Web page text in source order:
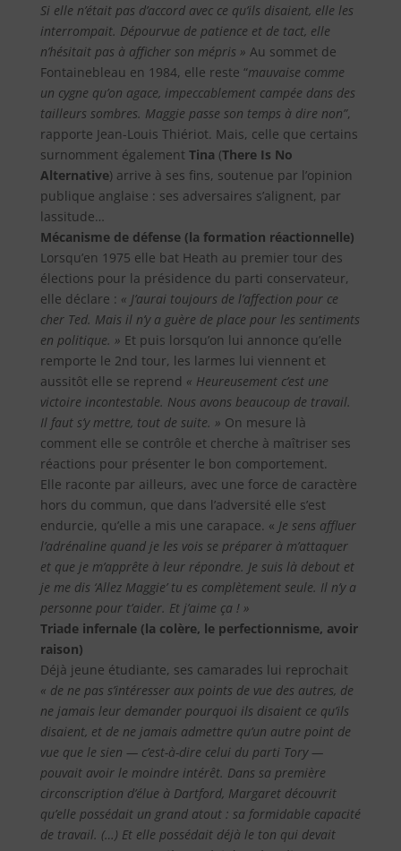
Si elle n’était pas d’accord avec ce qu’ils disaient, elle les
interrompait. Dépourvue de patience et de tact, elle
n’hésitait pas à afficher son mépris » Au sommet de
Fontainebleau en 1984, elle reste “mauvaise comme
un cygne qu’on agace, impeccablement campée dans des
tailleurs sombres. Maggie passe son temps à dire non”,
rapporte Jean-Louis Thiériot. Mais, celle que certains
surnomment également Tina (There Is No
Alternative) arrive à ses fins, soutenue par l’opinion
publique anglaise : ses adversaires s’alignent, par
lassitude…
Mécanisme de défense (la formation réactionnelle)
Lorsqu’en 1975 elle bat Heath au premier tour des
élections pour la présidence du parti conservateur,
elle déclare : « J’aurai toujours de l’affection pour ce
cher Ted. Mais il n’y a guère de place pour les sentiments
en politique. » Et puis lorsqu’on lui annonce qu’elle
remporte le 2nd tour, les larmes lui viennent et
aussitôt elle se reprend « Heureusement c’est une
victoire incontestable. Nous avons beaucoup de travail.
Il faut s’y mettre, tout de suite. » On mesure là
comment elle se contrôle et cherche à maîtriser ses
réactions pour présenter le bon comportement.
Elle raconte par ailleurs, avec une force de caractère
hors du commun, que dans l’adversité elle s’est
endurcie, qu’elle a mis une carapace. « Je sens affluer
l’adrénaline quand je les vois se préparer à m’attaquer
et que je m’apprête à leur répondre. Je suis là debout et
je me dis ‘Allez Maggie’ tu es complètement seule. Il n’y a
personne pour t’aider. Et j’aime ça ! »
Triade infernale (la colère, le perfectionnisme, avoir
raison)
Déjà jeune étudiante, ses camarades lui reprochait
« de ne pas s’intéresser aux points de vue des autres, de
ne jamais leur demander pourquoi ils disaient ce qu’ils
disaient, et de ne jamais admettre qu’un autre point de
vue que le sien — c’est-à-dire celui du parti Tory —
pouvait avoir le moindre intérêt. Dans sa première
circonscription d’élue à Dartford, Margaret découvrit
qu’elle possédait un grand atout : sa formidable capacité
de travail. (…) Et elle possédait déjà le ton qui devait